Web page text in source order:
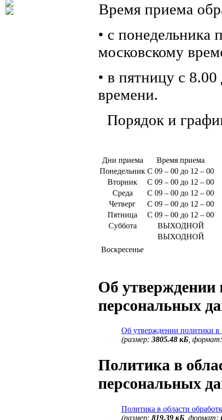
Время приема
• с понедельника
московскому
• в пятницу с
времени.
Порядок и
Дни приема
Время приема
Понедельник С 09 – 00 до 12 – 00
Вторник
С 09 – 00 до 12 – 00
Среда
С 09 – 00 до 12 – 00
Четверг
С 09 – 00 до 12 – 00
Пятница
С 09 – 00 до 12 – 00
Суббота
ВЫХОДНОЙ
Воскресенье
ВЫХОДНОЙ
Об утверждении
персональных
Об утверждении политики в
(размер: 3805.48 кБ ,
Политика в
персональных
Политика в области
(размер: 819.39 кБ , формат: